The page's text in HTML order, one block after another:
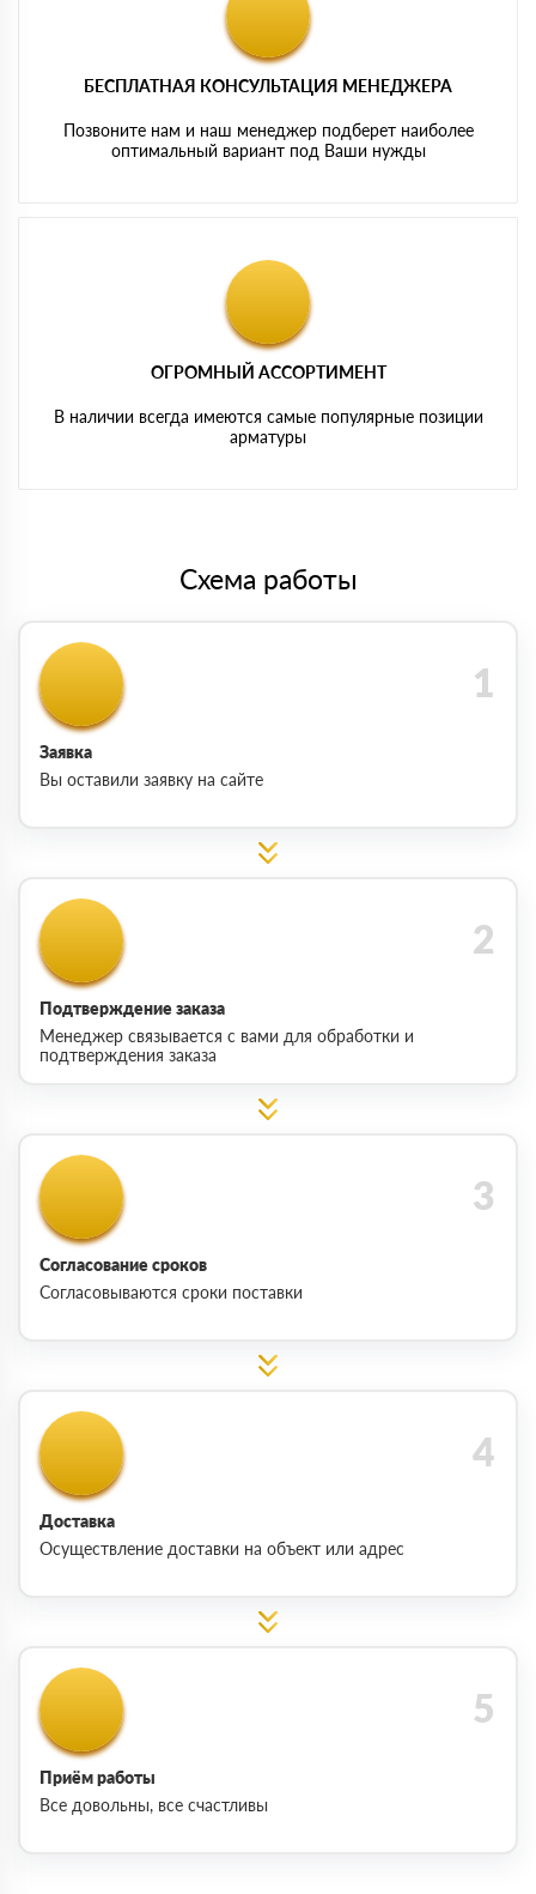
БЕСПЛАТНАЯ КОНСУЛЬТАЦИЯ МЕНЕДЖЕРА
Позвоните нам и наш менеджер подберет наиболее
оптимальный вариант под Ваши нужды
ОГРОМНЫЙ АССОРТИМЕНТ
В наличии всегда имеются самые популярные позиции
арматуры
Схема работы
Заявка
Вы оставили заявку на сайте
Подтверждение заказа
Менеджер связывается с вами для обработки и
подтверждения заказа
Согласование сроков
Согласовываются сроки поставки
Доставка
Осуществление доставки на объект или адрес
Приём работы
Все довольны, все счастливы